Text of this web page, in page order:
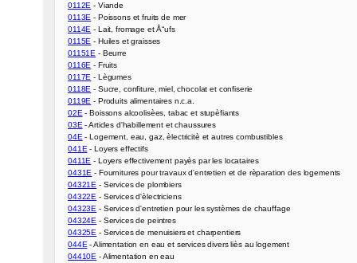
0112E
0113E
- Poissons et fruits de mer
0114E
- Lait, fromage et Å“ufs
0115E
01151E
0116E
0117E
- Lègumes
0118E
0119E
02E
03E
04E
- Logement, eau, gaz, èlectricitè et autres combustibles
041E
- Loyers effectifs
0411E
- Loyers effectivement payès par les locataires
0431E
04321E
- Services de plombiers
04322E
- Services d'èlectriciens
04323E
04324E
- Services de peintres
04325E
044E
04410E